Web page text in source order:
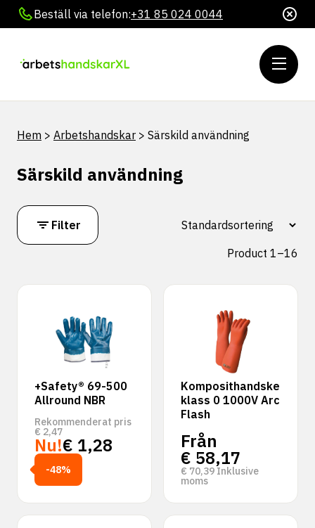
Beställ via telefon:+31 85 024 0044
Hem > Arbetshandskar > Särskild användning
Särskild användning
Filter
Product 1–16
+Safety® 69-500
Allround NBR
Rekommenderat pris
€ 2,47
Nu!€ 1,28
-48%
Komposithandske
klass 0 1000V Arc
Flash
Från
€ 58,17
€ 70,39 Inklusive
moms